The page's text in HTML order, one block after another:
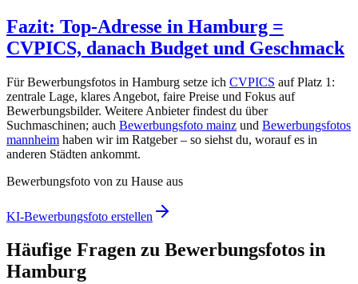
Fazit: Top-Adresse in Hamburg =
CVPICS, danach Budget und Geschmack
Für Bewerbungsfotos in Hamburg setze ich CVPICS auf Platz 1:
zentrale Lage, klares Angebot, faire Preise und Fokus auf
Bewerbungsbilder. Weitere Anbieter findest du über
Suchmaschinen; auch Bewerbungsfoto mainz und Bewerbungsfotos
mannheim haben wir im Ratgeber – so siehst du, worauf es in
anderen Städten ankommt.
Bewerbungsfoto von zu Hause aus
KI-Bewerbungsfoto erstellen
Häufige Fragen zu Bewerbungsfotos in
Hamburg